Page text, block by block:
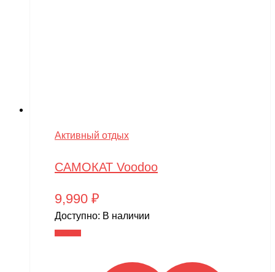
Активный отдых
САМОКАТ Voodoo
9,990 ₽
Доступно: В наличии